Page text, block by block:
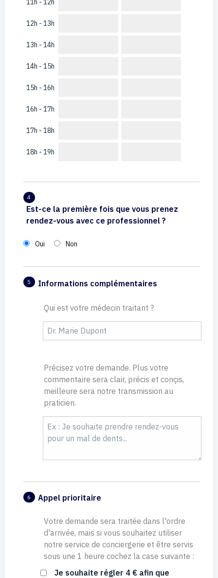
11h - 12h
12h - 13h
13h - 14h
14h - 15h
15h - 16h
16h - 17h
17h - 18h
18h - 19h
4
Est-ce la première fois que vous prenez
rendez-vous avec ce professionnel ?
Oui Non
5 Informations complémentaires
Qui est votre médecin traitant ?
Précisez votre demande. Plus votre
commentaire sera clair, précis et conçis,
meilleure sera notre transmission au
praticien.
6 Appel prioritaire
Votre demande sera traitée dans l'ordre
d'arrivée, mais si vous souhaitez utiliser
notre service de conciergerie et être servis
sous une 1 heure cochez la case suivante :
Je souhaite régler 4 € afin que